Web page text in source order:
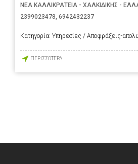
ΝΕΑ ΚΑΛΛΙΚΡΑΤΕΙΑ - ΧΑΛΚΙΔΙΚΗΣ -
2399023478 6942432237
Κατηγορία: Υπηρεσίες / Αποφράξεις-
ΠΕΡΙΣΣΟΤΕΡΑ